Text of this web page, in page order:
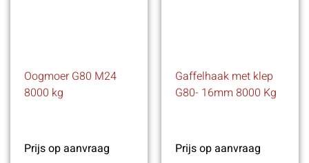
Oogmoer G80 M24
8000 kg
Prijs op aanvraag
Gaffelhaak met klep
G80- 16mm 8000 Kg
Prijs op aanvraag